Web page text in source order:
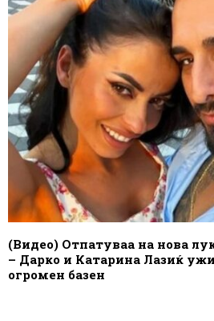
(Видео) Отпатуваа на нова
– Дарко и Катарина Лазиќ
огромен базен